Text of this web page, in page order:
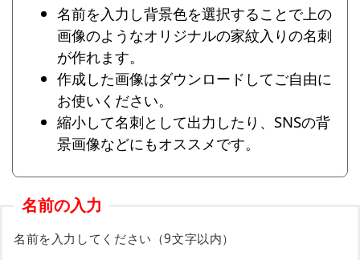
名前を入力し背景色を選択することで上の
画像のようなオリジナルの家紋入りの名刺
が作れます。
作成した画像はダウンロードしてご自由に
お使いください。
縮小して名刺として出力したり、SNSの背
景画像などにもオススメです。
名前の入力
名前を入力してください（9文字以内）